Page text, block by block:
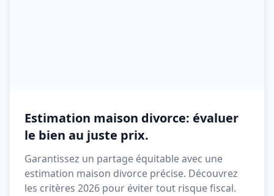
Estimation maison divorce: évaluer
le bien au juste prix.
Garantissez un partage équitable avec une
estimation maison divorce précise. Découvrez
les critères 2026 pour éviter tout risque fiscal.